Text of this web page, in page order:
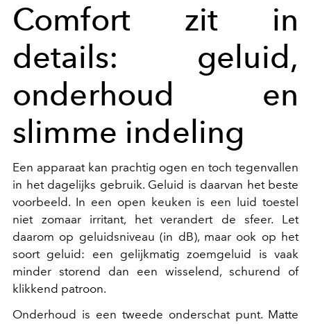
Comfort zit in
details: geluid,
onderhoud en
slimme indeling
Een apparaat kan prachtig ogen en toch tegenvallen
in het dagelijks gebruik. Geluid is daarvan het beste
voorbeeld. In een open keuken is een luid toestel
niet zomaar irritant, het verandert de sfeer. Let
daarom op geluidsniveau (in dB), maar ook op het
soort geluid: een gelijkmatig zoemgeluid is vaak
minder storend dan een wisselend, schurend of
klikkend patroon.
Onderhoud is een tweede onderschat punt. Matte